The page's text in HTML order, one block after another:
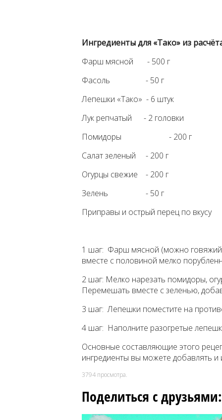
Ингредиенты для «Тако» из
Фарш мясной - 500 г
Фасоль - 50 г
Лепешки «Тако» - 6 штук
Лук репчатый - 2 головки
Помидоры - 200 г
Салат зеленый - 200 г
Огурцы свежие - 200 г
Зелень - 50 г
Приправы и острый перец по вкусу
1 шаг: Фарш мясной (можно говяжий
вместе с половиной мелко
2 шаг: Мелко нарезать помидоры,
Перемешать вместе с зеленью,
3 шаг: Лепешки поместите на
4 шаг: Наполните разогретые
Основные составляющие этого
ингредиенты вы можете добавлять
3794 просмотра.
Поделиться с друзьями: